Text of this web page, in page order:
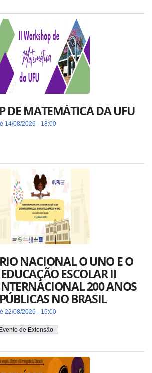
DE MATEMÁTICA DA UFU
14/08/2026 - 18:00
NACIONAL O UNO E O
ESCOLAR II
200 ANOS
NO BRASIL
22/08/2026 - 15:00
de Extensão